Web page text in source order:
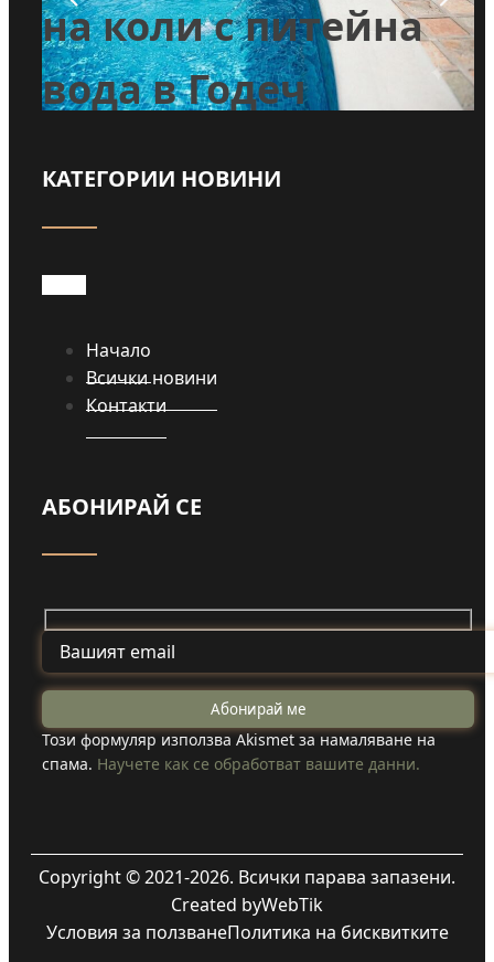
на коли с питейна
вода в Годеч
Прочети
КАТЕГОРИИ НОВИНИ
Начало
Всички новини
Контакти
АБОНИРАЙ СЕ
Този формуляр използва Akismet за намаляване на
спама. Научете как се обработват вашите данни.
Copyright © 2021-2026. Всички парава запазени.
Created byWebTik
Условия за ползванеПолитика на бисквитките